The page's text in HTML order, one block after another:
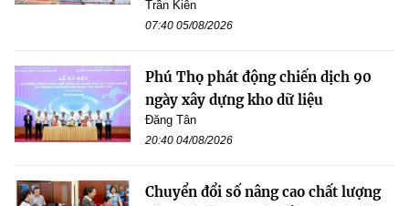
Trần Kiên
07:40 05/08/2026
Phú Thọ phát động chiến dịch 90
ngày xây dựng kho dữ liệu
Đăng Tân
20:40 04/08/2026
Chuyển đổi số nâng cao chất lượng